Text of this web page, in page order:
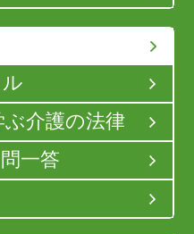
介護の法律
一答